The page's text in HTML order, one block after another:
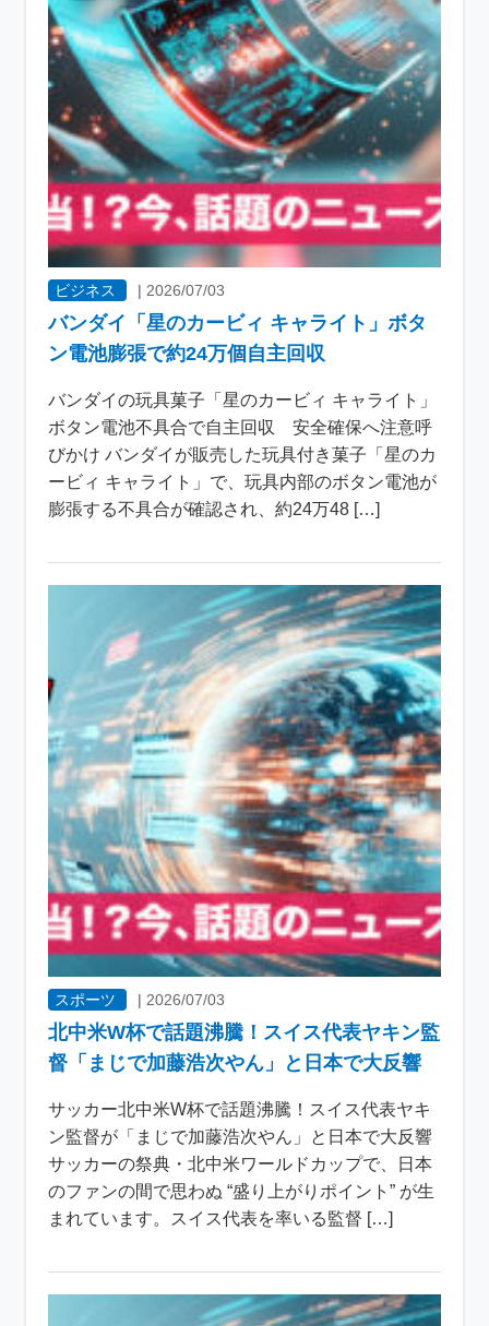
ビジネス | 2026/07/03
バンダイ「星のカービィ キャライト」ボタ
ン電池膨張で約24万個自主回収
バンダイの玩具菓子「星のカービィ キャライト」
ボタン電池不具合で自主回収 安全確保へ注意呼
びかけ バンダイが販売した玩具付き菓子「星のカ
ービィ キャライト」で、玩具内部のボタン電池が
膨張する不具合が確認され、約24万48 […]
スポーツ | 2026/07/03
北中米W杯で話題沸騰！スイス代表ヤキン監
督「まじで加藤浩次やん」と日本で大反響
サッカー北中米W杯で話題沸騰！スイス代表ヤキ
ン監督が「まじで加藤浩次やん」と日本で大反響
サッカーの祭典・北中米ワールドカップで、日本
のファンの間で思わぬ “盛り上がりポイント” が生
まれています。スイス代表を率いる監督 […]